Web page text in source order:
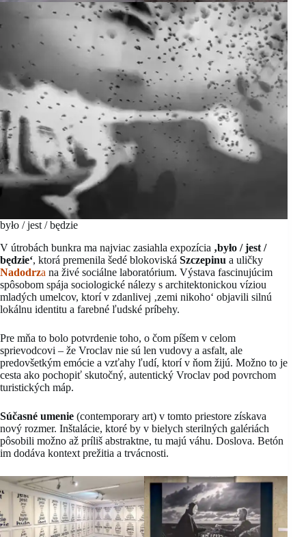
było / jest / będzie
V útrobách bunkra ma najviac zasiahla expozícia ‚było / jest /
będzie‘, ktorá premenila šedé blokoviská Szczepinu a uličky
Nadodrza na živé sociálne laboratórium. Výstava fascinujúcim
spôsobom spája sociologické nálezy s architektonickou víziou
mladých umelcov, ktorí v zdanlivej ‚zemi nikoho‘ objavili silnú
lokálnu identitu a farebné ľudské príbehy.
Pre mňa to bolo potvrdenie toho, o čom píšem v celom
sprievodcovi – že Vroclav nie sú len vudovy a asfalt, ale
predovšetkým emócie a vzťahy ľudí, ktorí v ňom žijú. Možno to je
cesta ako pochopiť skutočný, autentický Vroclav pod povrchom
turistických máp.
Súčasné umenie (contemporary art) v tomto priestore získava
nový rozmer. Inštalácie, ktoré by v bielych sterilných galériách
pôsobili možno až príliš abstraktne, tu majú váhu. Doslova. Betón
im dodáva kontext prežitia a trvácnosti.